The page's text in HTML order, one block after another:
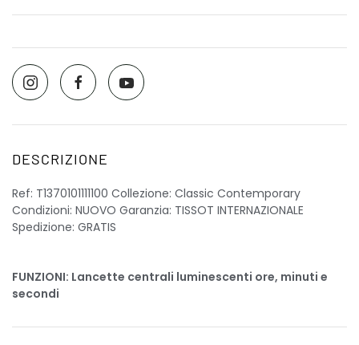
DESCRIZIONE
Ref: T1370101111100 Collezione: Classic Contemporary
Condizioni: NUOVO Garanzia: TISSOT INTERNAZIONALE
Spedizione: GRATIS
FUNZIONI: Lancette centrali luminescenti ore, minuti e
secondi